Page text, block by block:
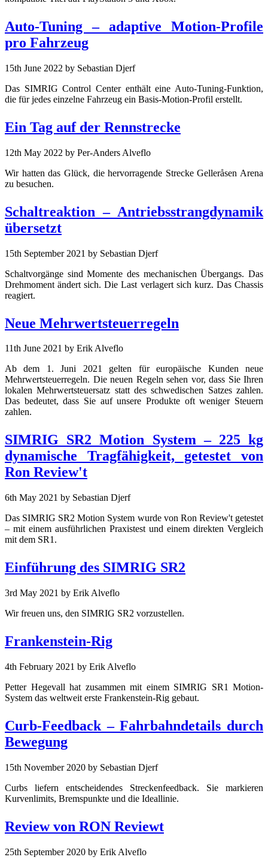
Auto-Tuning – adaptive Motion-Profile
pro Fahrzeug
15th June 2022 by Sebastian Djerf
Das SIMRIG Control Center enthält eine Auto-Tuning-Funktion,
die für jedes einzelne Fahrzeug ein Basis-Motion-Profil erstellt.
Ein Tag auf der Rennstrecke
12th May 2022 by Per-Anders Alveflo
Wir hatten das Glück, die hervorragende Strecke Gelleråsen Arena
zu besuchen.
Schaltreaktion – Antriebsstrangdynamik
übersetzt
15th September 2021 by Sebastian Djerf
Schaltvorgänge sind Momente des mechanischen Übergangs. Das
Drehmoment ändert sich. Die Last verlagert sich kurz. Das Chassis
reagiert.
Neue Mehrwertsteuerregeln
11th June 2021 by Erik Alveflo
Ab dem 1. Juni 2021 gelten für europäische Kunden neue
Mehrwertsteuerregeln. Die neuen Regeln sehen vor, dass Sie Ihren
lokalen Mehrwertsteuersatz statt des schwedischen Satzes zahlen.
Das bedeutet, dass Sie auf unsere Produkte oft weniger Steuern
zahlen.
SIMRIG SR2 Motion System – 225 kg
dynamische Tragfähigkeit, getestet von
Ron Review't
6th May 2021 by Sebastian Djerf
Das SIMRIG SR2 Motion System wurde von Ron Review't getestet
– mit einem ausführlichen Praxistest und einem direkten Vergleich
mit dem SR1.
Einführung des SIMRIG SR2
3rd May 2021 by Erik Alveflo
Wir freuen uns, den SIMRIG SR2 vorzustellen.
Frankenstein-Rig
4th February 2021 by Erik Alveflo
Petter Hegevall hat zusammen mit einem SIMRIG SR1 Motion-
System das weltweit erste Frankenstein-Rig gebaut.
Curb-Feedback – Fahrbahndetails durch
Bewegung
15th November 2020 by Sebastian Djerf
Curbs liefern entscheidendes Streckenfeedback. Sie markieren
Kurvenlimits, Bremspunkte und die Ideallinie.
Review von RON Reviewt
25th September 2020 by Erik Alveflo